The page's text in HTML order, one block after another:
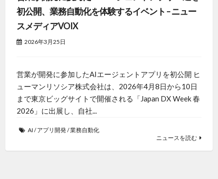
初公開、業務自動化を体験するイベント – ニュー
スメディアVOIX
2026年3月25日
営業が開発に参加したAIエージェントアプリを初公開 ヒ
ューマンリソシア株式会社は、2026年4月8日から10日
まで東京ビッグサイトで開催される「Japan DX Week 春
2026」に出展し、自社...
AI /アプリ開発 /業務自動化
ニュースを読む